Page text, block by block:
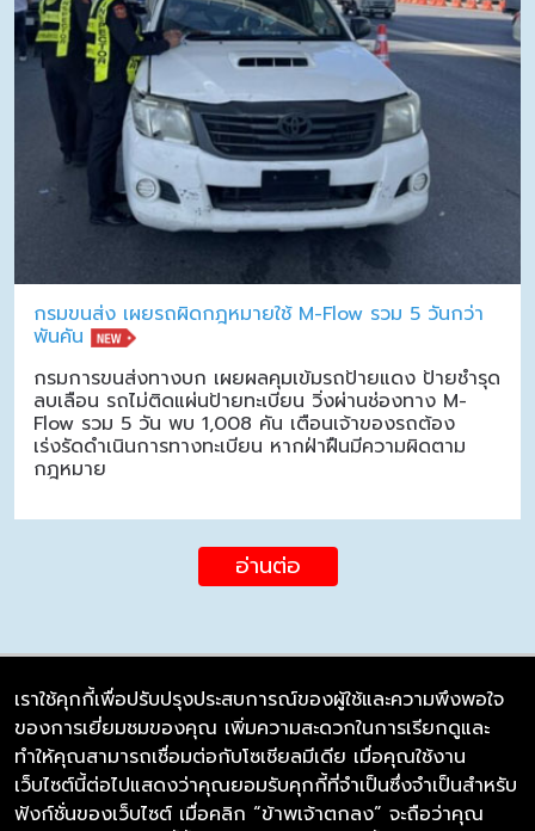
กรมขนส่ง เผยรถผิดกฎหมายใช้ M-Flow รวม 5 วันกว่า
พันคัน
กรมการขนส่งทางบก เผยผลคุมเข้มรถป้ายแดง ป้ายชำรุด
ลบเลือน รถไม่ติดแผ่นป้ายทะเบียน วิ่งผ่านช่องทาง M-
Flow รวม 5 วัน พบ 1,008 คัน เตือนเจ้าของรถต้อง
เร่งรัดดำเนินการทางทะเบียน หากฝ่าฝืนมีความผิดตาม
กฎหมาย
อ่านต่อ
บริษัท ซิมลิงค์ จำกัด
98/226 Bangrakyai-Baanmai Road,
Bangyai, Nonthaburi 11140
เราใช้คุกกี้เพื่อปรับปรุงประสบการณ์ของผู้ใช้และความพึงพอใจ
ของการเยี่ยมชมของคุณ เพิ่มความสะดวกในการเรียกดูและ
ทำให้คุณสามารถเชื่อมต่อกับโซเชียลมีเดีย เมื่อคุณใช้งาน
เว็บไซต์นี้ต่อไปแสดงว่าคุณยอมรับคุกกี้ที่จำเป็นซึ่งจำเป็นสำหรับ
ฟังก์ชั่นของเว็บไซต์ เมื่อคลิก “ข้าพเจ้าตกลง” จะถือว่าคุณ